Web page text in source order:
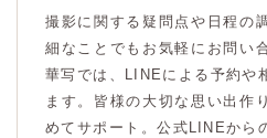
撮影に関する疑問点や日程の
細なことでもお気軽にお問い
華写では、LINEによる予約や
ます。皆様の大切な思い出作
めてサポート。公式LINEから